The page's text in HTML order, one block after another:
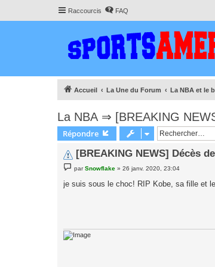
Raccourcis FAQ
Accueil La Une du Forum La NBA et le
La NBA ⇒ [BREAKING
Répondre
[BREAKING NEWS] Décès
e
s
parSnowflake »26 janv. 2020, 23:04
je suis sous le choc! RIP Kobe, sa fille et